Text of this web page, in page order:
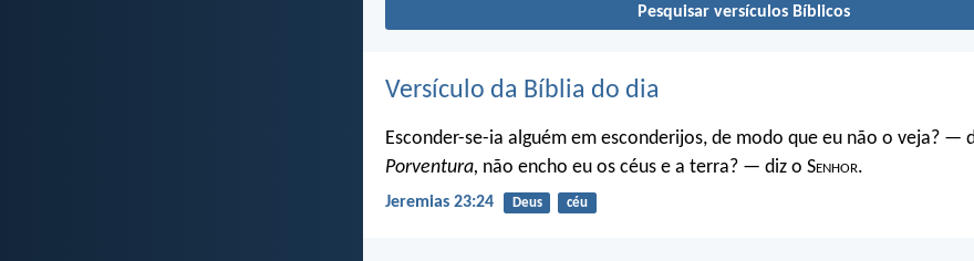
Pesquisar versículos Bíblicos
Versículo da Bíblia do dia
Esconder-se-ia alguém em esconderijos, de modo que eu não o veja? —
Porventura, não encho eu os céus e a terra? — diz o Senhor.
Jeremias 23:24 Deus céu